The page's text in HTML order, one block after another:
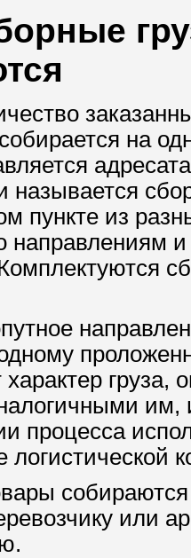
на
называется
пункте из
направлениям
им,
процесса
или